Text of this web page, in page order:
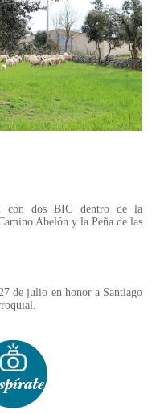
con dos BIC dentro de la
Abelón y la Peña de las
de julio en honor a Santiago